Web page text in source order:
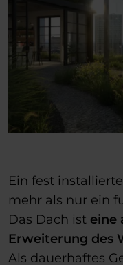
Ein fest
mehr als nur ein
Das Dach ist eine
Erweiterung des
Als dauerhaftes